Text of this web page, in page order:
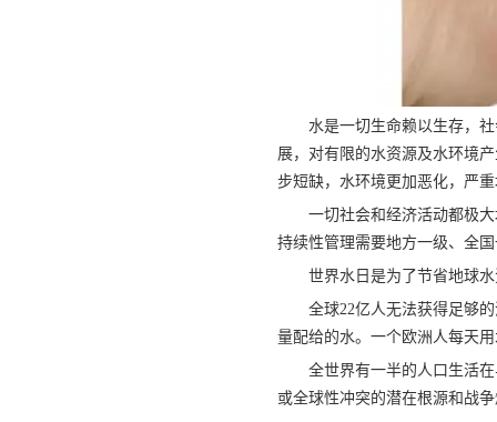
水是一切生命赖以生存，
展，对有限的水资源及水环境
步短缺，水环境更加恶化，严
一切社会和经济活动都极
持续性管理需要地方一级、全
世界水日是为了节省地球
全球22亿人无法获得足够
量配给的水。一个欧洲人每天
全世界有一半的人口生活
或全球性冲突的潜在根源和战